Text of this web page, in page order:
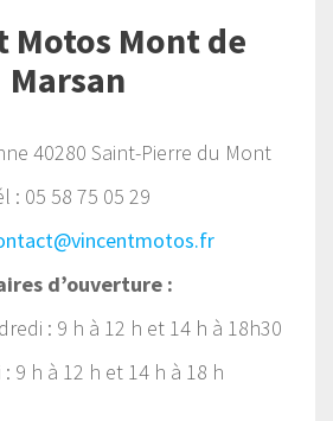
Motos Mont de
Marsan
40280 Saint-Pierre du Mont
: 05 58 75 05 29
d’ouverture :
: 9 h à 12 h et 14 h à 18h30
: 9 h à 12 h et 14 h à 18 h